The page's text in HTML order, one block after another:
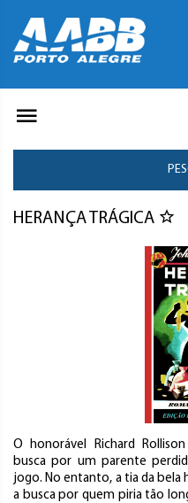
HERANÇA TRÁGICA
O honorável Richard
busca por um parente
jogo. No entanto, a tia da bela
a busca por quem piria tão